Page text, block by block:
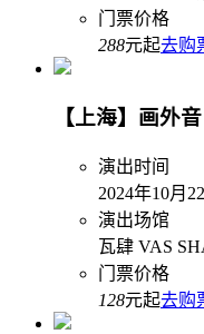
门票价格
288元起去购
【上海】画外
演出时间
2024年10月
演出场馆
瓦肆 VAS
门票价格
128元起去购